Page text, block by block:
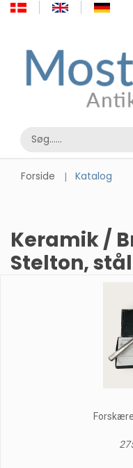
Forside Katalog
Keramik /
Stelton,